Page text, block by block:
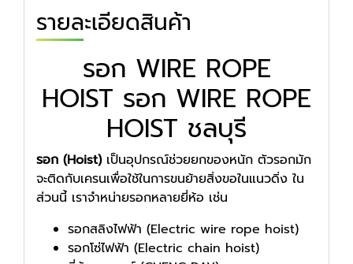
รายละเอียดสินค้า
รอก WIRE ROPE
HOIST รอก WIRE ROPE
HOIST ชลบุรี
รอก (Hoist)เป็นอุปกรณ์ช่วยยกของหนัก ตัวรอกมัก
จะติดกับเครนเพื่อใช้ในการขนย้ายสิ่งขอในแนวดิ่ง ใน
ส่วนนี้ เราจำหน่ายรอกหลายยี่ห้อ เช่น
รอกสลิงไฟฟ้า (Electric wire rope hoist)
รอกโซ่ไฟฟ้า (Electric chain hoist)